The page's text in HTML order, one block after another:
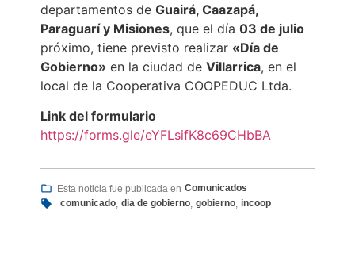
departamentos deGuairá, Caazapá,
Paraguarí y Misiones, que el día03 de julio
próximo, tiene previsto realizar «Día de
Gobierno» en la ciudad deVillarrica, en el
local de la Cooperativa COOPEDUC Ltda.
Link del formulario
https://forms.gle/eYFLsifK8c69CHbBA
Esta noticia fue publicada en Comunicados
comunicado dia de gobierno gobierno incoop